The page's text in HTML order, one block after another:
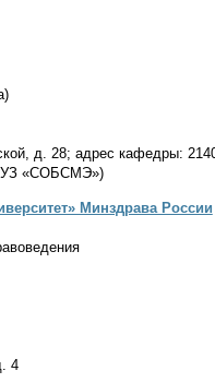
д. 28; адрес кафедры:
«СОБСМЭ»)
Минздрава России
4